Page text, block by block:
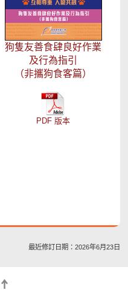
狗隻友善食肆良好作業
及行為指引
（非攜狗食客篇）
PDF 版本
最近修訂日期：2026年6月23日